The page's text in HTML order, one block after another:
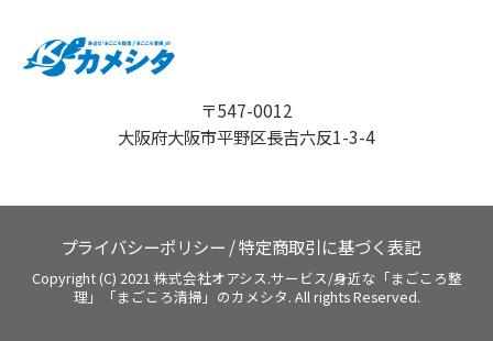
〒547-0012
大阪府大阪市平野区長吉六反1-3-4
プライバシーポリシー /特定商取引に基づく表記
Copyright (C) 2021 株式会社オアシス.サービス/身近な「まごころ整
理」「まごころ清掃」のカメシタ. All rights Reserved.